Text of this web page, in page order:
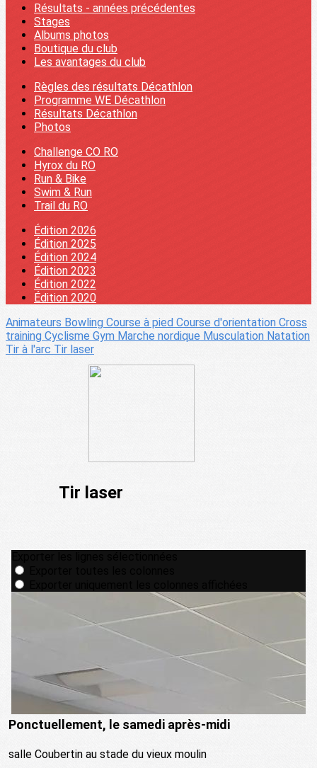
Résultats - années précédentes
Stages
Albums photos
Boutique du club
Les avantages du club
Règles des résultats Décathlon
Programme WE Décathlon
Résultats Décathlon
Photos
Challenge CO RO
Hyrox du RO
Run & Bike
Swim & Run
Trail du RO
Édition 2026
Édition 2025
Édition 2024
Édition 2023
Édition 2022
Édition 2020
Animateurs Bowling Course à pied Course d'orientation Cross
training Cyclisme Gym Marche nordique Musculation Natation
Tir à l'arc Tir laser
Tir laser
Ponctuellement, le samedi après-midi
salle Coubertin au stade du vieux moulin